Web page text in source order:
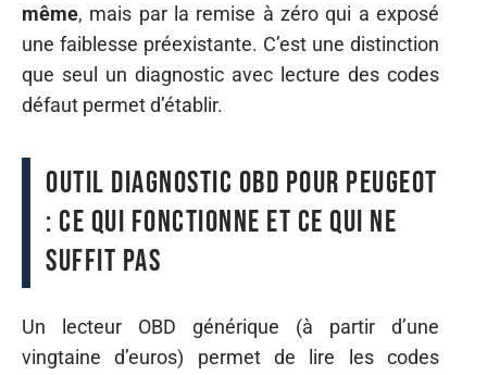
même, mais par la remise à zéro qui a exposé
une faiblesse préexistante. C’est une distinction
que seul un diagnostic avec lecture des codes
défaut permet d’établir.
Outil diagnostic OBD pour Peugeot
: ce qui fonctionne et ce qui ne
suffit pas
Un lecteur OBD générique (à partir d’une
vingtaine d’euros) permet de lire les codes